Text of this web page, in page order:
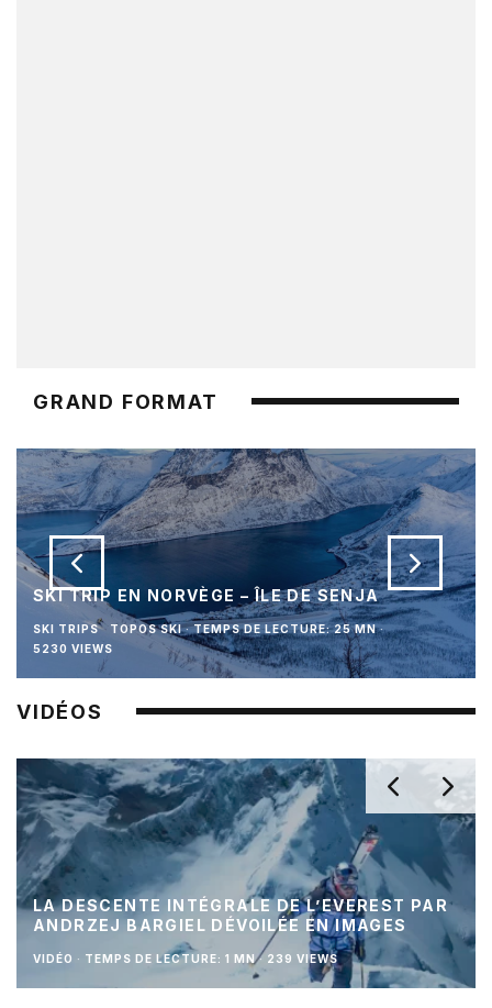
GRAND FORMAT
SKI TRIP EN NORVÈGE – ÎLE DE SENJA
SKI TRIPS TOPOS SKI · TEMPS DE LECTURE: 25 MN ·
5230 VIEWS
VIDÉOS
LA DESCENTE INTÉGRALE DE L’EVEREST PAR
ANDRZEJ BARGIEL DÉVOILÉE EN IMAGES
VIDÉO · TEMPS DE LECTURE: 1 MN · 239 VIEWS